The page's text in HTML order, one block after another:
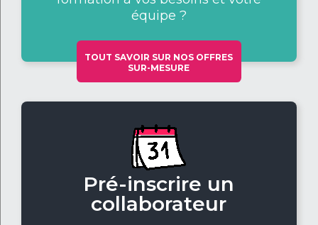
équipe ?
TOUT SAVOIR SUR NOS OFFRES
SUR-MESURE
Pré-inscrire un
collaborateur